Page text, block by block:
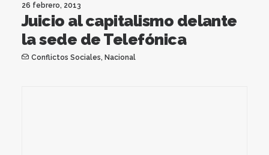
26 febrero, 2013
Juicio al capitalismo delante
la sede de Telefónica
Conflictos Sociales, Nacional